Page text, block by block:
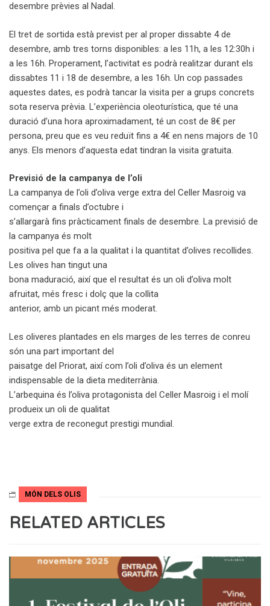
desembre prèvies al Nadal.
El tret de sortida està previst per al proper dissabte 4 de
desembre, amb tres torns disponibles: a les 11h, a les 12:30h i
a les 16h. Properament, l’activitat es podrà realitzar durant els
dissabtes 11 i 18 de desembre, a les 16h. Un cop passades
aquestes dates, es podrà tancar la visita per a grups concrets
sota reserva prèvia. L’experiència oleoturística, que té una
duració d’una hora aproximadament, té un cost de 8€ per
persona, preu que es veu reduït fins a 4€ en nens majors de 10
anys. Els menors d’aquesta edat tindran la visita gratuita.
Previsió de la campanya de l’oli
La campanya de l’oli d’oliva verge extra del Celler Masroig va
començar a finals d’octubre i
s’allargarà fins pràcticament finals de desembre. La previsió de
la campanya és molt
positiva pel que fa a la qualitat i la quantitat d’olives recollides.
Les olives han tingut una
bona maduració, així que el resultat és un oli d’oliva molt
afruitat, més fresc i dolç que la collita
anterior, amb un picant més moderat.
Les oliveres plantades en els marges de les terres de conreu
són una part important del
paisatge del Priorat, així com l’oli d’oliva és un element
indispensable de la dieta mediterrània.
L’arbequina és l’oliva protagonista del Celler Masroig i el molí
produeix un oli de qualitat
verge extra de reconegut prestigi mundial.
MÓN DELS OLIS
RELATED ARTICLES